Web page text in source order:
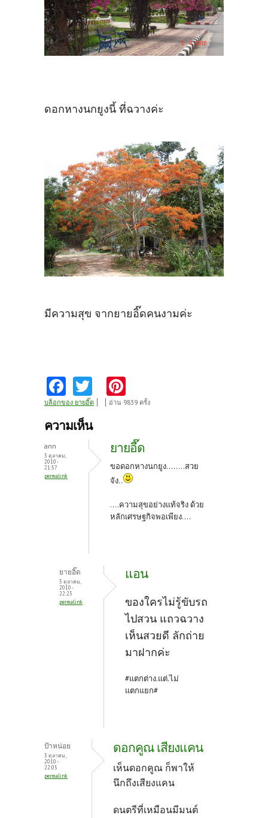
ดอกหางนกยูงนี้ ที่ฉวางค่ะ
มีความสุข จากยายอิ๊ดคนงามค่ะ
Fa
ce
b
o
k
w
itt
nt
es
t
บล็อกของ ยายอิ๊ด อ่าน 9839 ครั้ง
ความเห็น
ann
3 ตุลาคม,
2010 -
21:57
permalink
ยายอี๊ด
ขอดอกหางนกยูง........สวย
จัง..
....ความสุขอย่างแท้จริง ด้วย
หลักเศรษฐกิจพอเพียง....
ยายอิ๊ด
3 ตุลาคม,
2010 -
22:23
permalink
แอน
ของใครไม่รู้ขับรถ
ไปสวน แถวฉวาง
เห็นสวยดี ลักถ่าย
มาฝากค่ะ
#แตกต่าง.แต่.ไม่
แตกแยก#
ป้าหน่อย
3 ตุลาคม,
2010 -
22:05
permalink
ดอกคูณ เสียงแคน
เห็นดอกคูณ ก็พาให้
นึกถึงเสียงแคน
ดนตรีที่เหมือนมีมนต์